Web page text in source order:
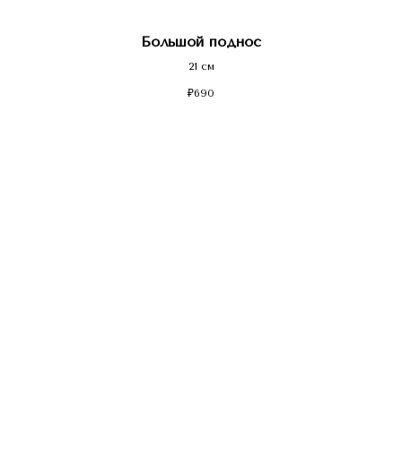
Большой поднос
21 см
₽690